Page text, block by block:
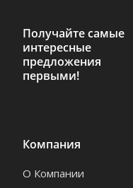
Получайте самые
интересные
предложения
первыми!
Компания
О Компании